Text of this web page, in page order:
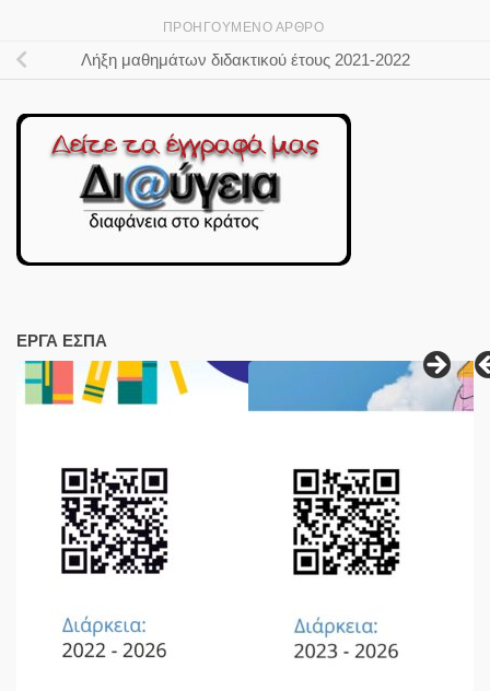
ΠΡΟΗΓΟΎΜΕΝΟ ΆΡΘΡΟ
Λήξη μαθημάτων διδακτικού έτους 2021-2022
ΕΡΓΑ ΕΣΠΑ